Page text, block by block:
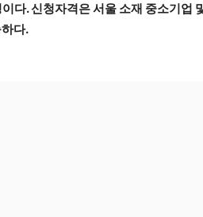
다. 신청자격은 서울 소재 중소기업
다.